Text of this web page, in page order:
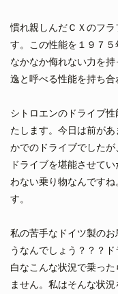
慣れ親しんだＣＸのフ
す。この性能を１９７
なかなか侮れない力を
逸と呼べる性能を持ち合
シトロエンのドライブ
たします。今日は前が
かでのドライブでした
ドライブを堪能させて
わない乗り物なんです
す。
私の苦手なドイツ製の
うなんでしょう？？？
白なこんな状況で乗っ
ません。私はそんな状